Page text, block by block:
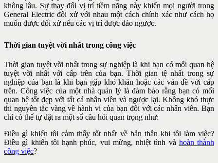
không lâu. Sự thayđổi vị trí tiềm năng này khiến mọi người trong
General Electric đối xử với nhau một cách chính xác như cách họ
muốn được đối xử nếu các vị trí được đảo ngược.
Thời gian tuyệt vời nhất trong công việc
Thời gian tuyệt vời nhất trong sự nghiệp là khi bạn có mối quan hệ
tuyệt vời nhất với cấp trên của bạn. Thời gian tệ nhất trong sự
nghiệp của bạn là khi bạn gặp khó khăn hoặc các vấn đề với cấp
trên. Công việccủa một nhà quản lý là đảm bảo rằng bạn có mối
quan hệ tốt đẹp với tất cả nhân viên và ngược lại. Không khó thực
thi nguyên tắc vàng về hànhvi của bạn đối với các nhân viên. Bạn
chỉ có thể tự đặt ra một số câu hỏi quan trọng như:
Điều gì khiến tôi cảm thấy tốt nhất về bản thân khi tôi làm việc?
Điều gì khiến tôi hạnh phúc, vui mừng, nhiệt tình và hoàn thành
công việc?